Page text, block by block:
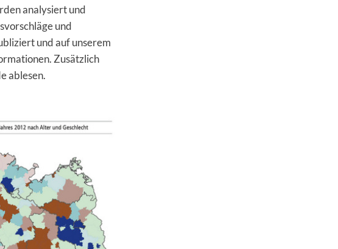
analysiert und
und
und auf unserem
Zusätzlich
ablesen.